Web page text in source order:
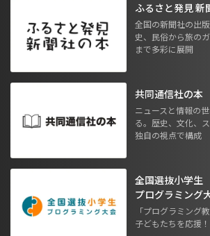
ふるさと発見 新
全国の新聞社の出
史、民俗から旅の
まで多彩に展開
共同通信社の本
ニュースと情報の
る。歴史、文化、
独自の視点で構成
全国選抜小学生
プログラミング
「プログラミング
子どもたちを応援！